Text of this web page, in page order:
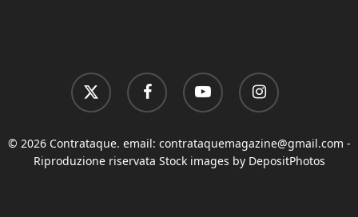
x-
twitter
facebook youtube instagram
© 2026 Contrataque. email: contrataquemagazine@gmail.com -
Riproduzione riservata Stock images by DepositPhotos